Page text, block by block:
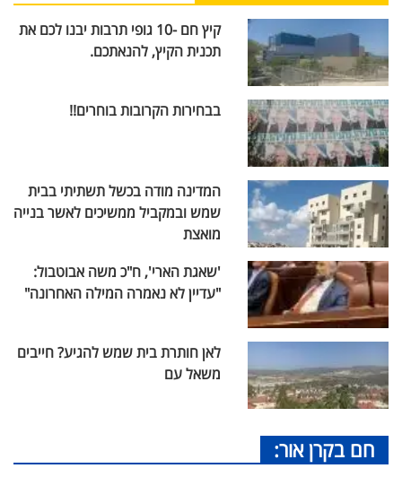
קיץ חם -10 גופי תרבות יבנו לכם את
תכנית הקיץ, להנאתכם.
בבחירות הקרובות בוחרים!!
המדינה מודה בכשל תשתיתי בבית
שמש ובמקביל ממשיכים לאשר בנייה
מואצת
'שאגת הארי', ח"כ משה אבוטבול:
"עדיין לא נאמרה המילה האחרונה"
לאן חותרת בית שמש להגיע? חייבים
משאל עם
חם בקרן אור: